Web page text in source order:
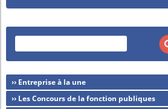
›› Entreprise à la une
›› Les Concours de la fonction publiques